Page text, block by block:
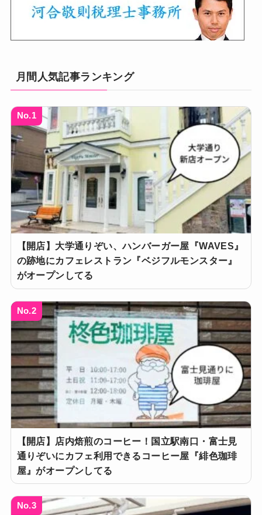
月間人気記事ランキング
No.1
【開店】大学通りぞい、ハンバーガー屋『WAVES』
の跡地にカフェレストラン『ベジフルモンスター』
がオープンしてる
No.2
【開店】店内焙煎のコーヒー！国立駅南口・富士見
通りぞいにカフェ利用できるコーヒー屋『緋色珈琲
屋』がオープンしてる
No.3